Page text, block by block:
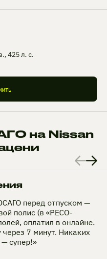
425 л. с.
на Nissan
перед отпуском —
полис (в «РЕСО-
оплатил в онлайне.
7 минут. Никаких
супер!»